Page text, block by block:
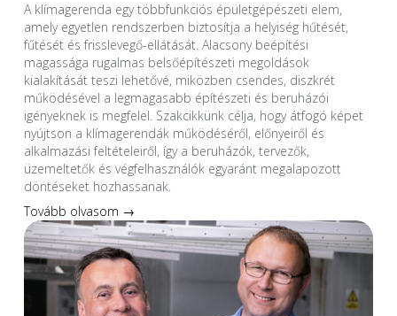
A klímagerenda egy többfunkciós épületgépészeti elem,
amely egyetlen rendszerben biztosítja a helyiség hűtését,
fűtését és frisslevegő-ellátását. Alacsony beépítési
magassága rugalmas belsőépítészeti megoldások
kialakítását teszi lehetővé, miközben csendes, diszkrét
működésével a legmagasabb építészeti és beruházói
igényeknek is megfelel. Szakcikkünk célja, hogy átfogó képet
nyújtson a klímagerendák működéséről, előnyeiről és
alkalmazási feltételeiről, így a beruházók, tervezők,
üzemeltetők és végfelhasználók egyaránt megalapozott
döntéseket hozhassanak.
Tovább olvasom →